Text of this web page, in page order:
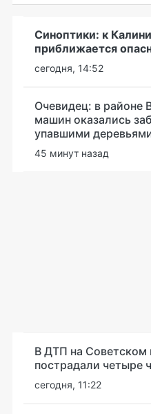
Синоптики: к
приближается
сегодня, 14:52
Очевидец: в районе
машин оказались
упавшими
45 минут назад
В ДТП на Советском
пострадали четыре
сегодня, 11:22